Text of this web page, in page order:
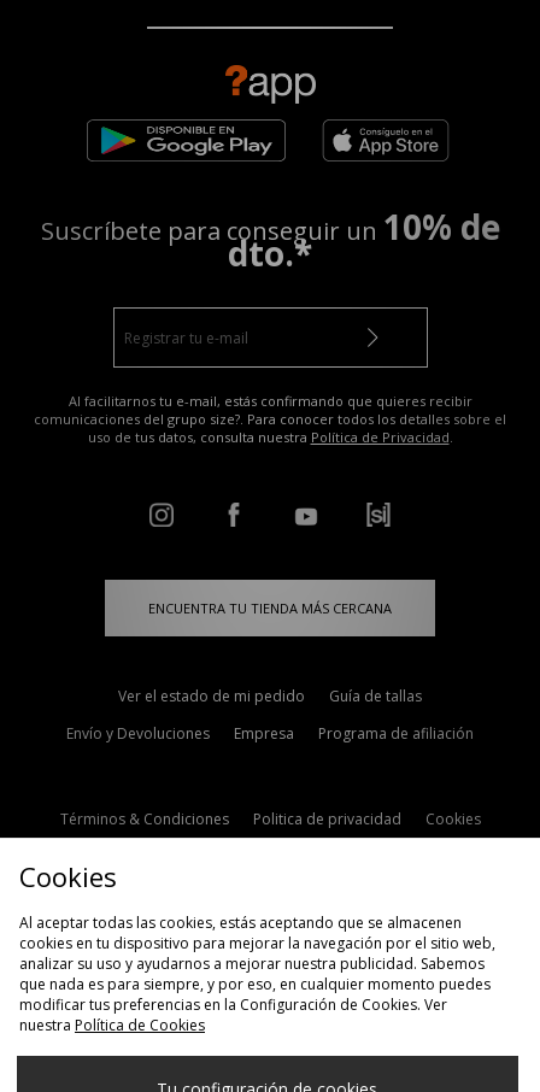
Suscríbete para conseguir un 10% de
dto.*
Al facilitarnos tu e-mail, estás confirmando que quieres recibir
comunicaciones del grupo size?. Para conocer todos los detalles sobre el
uso de tus datos, consulta nuestra Política de Privacidad.
ENCUENTRA TU TIENDA MÁS CERCANA
Ver el estado de mi pedido
Guía de tallas
Envío y Devoluciones
Empresa Programa de afiliación
Términos & Condiciones Politica de privacidad
Cookies
Selecciona País
Cookies
Al aceptar todas las cookies, estás aceptando que se almacenen
cookies en tu dispositivo para mejorar la navegación por el sitio web,
analizar su uso y ayudarnos a mejorar nuestra publicidad. Sabemos
que nada es para siempre, y por eso, en cualquier momento puedes
modificar tus preferencias en la Configuración de Cookies. Ver
nuestra Política de Cookies